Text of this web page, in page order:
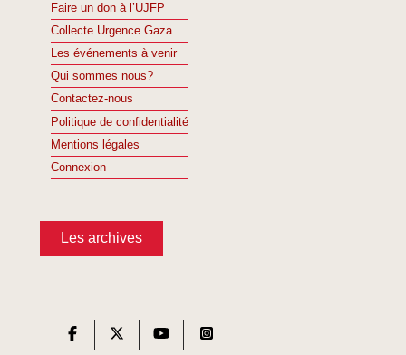
Faire un don à l’UJFP
Collecte Urgence Gaza
Les événements à venir
Qui sommes nous?
Contactez-nous
Politique de confidentialité
Mentions légales
Connexion
Les archives